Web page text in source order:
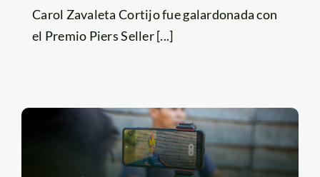
Carol Zavaleta Cortijo fue galardonada con
el Premio Piers Seller [...]